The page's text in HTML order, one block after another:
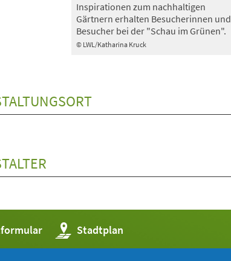
© LWL/Katharina Kruck
Inspirationen zum nachhaltigen
Gärtnern erhalten Besucherinnen und
Besucher bei der "Schau im Grünen".
Stadtplan
(Öffnet
in
einem